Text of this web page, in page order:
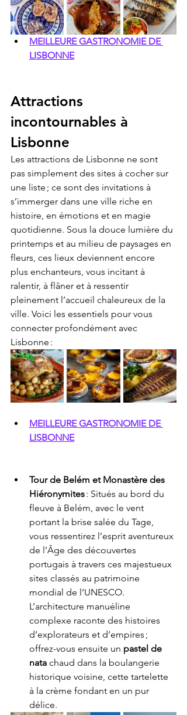
MEILLEURE GASTRONOMIE DE
LISBONNE
Attractions
incontournables à
Lisbonne
Les attractions de Lisbonne ne sont
pas simplement des sites à cocher sur
une liste ; ce sont des invitations à
s’immerger dans une ville riche en
histoire, en émotions et en magie
quotidienne. Sous la douce lumière du
printemps et au milieu de paysages en
fleurs, ces lieux deviennent encore
plus enchanteurs, vous incitant à
ralentir, à flâner et à ressentir
pleinement l’accueil chaleureux de la
ville. Voici les essentiels pour vous
connecter profondément avec
Lisbonne :
MEILLEURE GASTRONOMIE DE
LISBONNE
Tour de Belém et Monastère des
Hiéronymites : Situés au bord du
fleuve à Belém, avec le vent
portant la brise salée du Tage,
vous ressentirez l’esprit aventureux
de l’Âge des découvertes
portugais à travers ces majestueux
sites classés au patrimoine
mondial de l’UNESCO.
L’architecture manuéline
complexe raconte des histoires
d’explorateurs et d’empires ;
offrez-vous ensuite un pastel de
nata chaud dans la boulangerie
historique voisine, cette tartelette
à la crème fondant en un pur
délice.